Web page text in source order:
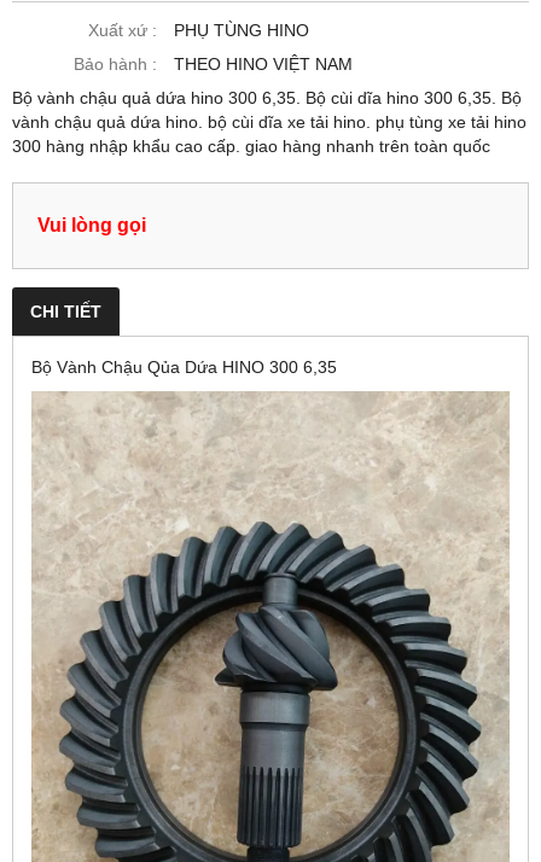
Xuất xứ :
PHỤ TÙNG HINO
Bảo hành :
THEO HINO VIỆT NAM
Bộ vành chậu quả dứa hino 300 6,35. Bộ cùi dĩa hino 300 6,35. Bộ
vành chậu quả dứa hino. bộ cùi dĩa xe tải hino. phụ tùng xe tải hino
300 hàng nhập khẩu cao cấp. giao hàng nhanh trên toàn quốc
Vui lòng gọi
CHI TIẾT
Bộ Vành Chậu Qủa Dứa HINO 300 6,35